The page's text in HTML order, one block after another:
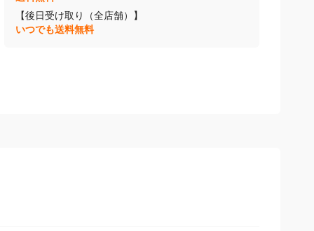
送料無料
【後日受け取り（全店舗）】